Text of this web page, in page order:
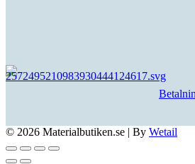
© 2026 Materialbutiken.se | By Wetail